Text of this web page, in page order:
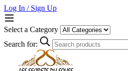
Log In / Sign Up
Select a Category
Search for: